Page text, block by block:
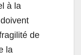
à la
de
la